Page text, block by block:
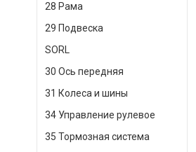
28 Рама
29 Подвеска
SORL
30 Ось передняя
31 Колеса и шины
34 Управление рулевое
35 Тормозная система